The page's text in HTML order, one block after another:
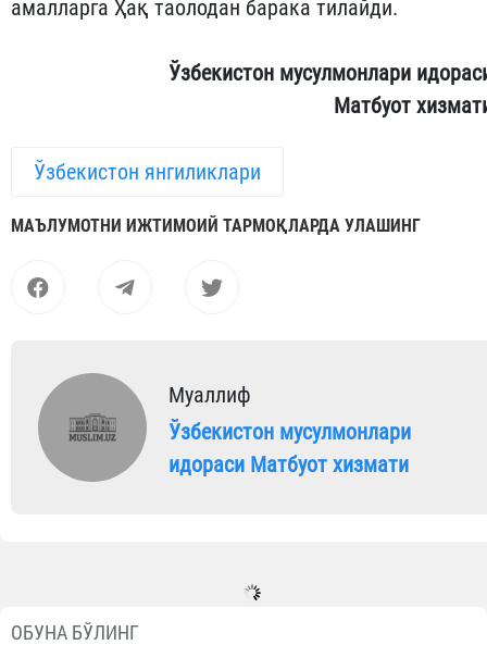
амалларга Ҳақ таолодан барака тилайди.
Ўзбекистон мусулмонлари
Матбуот
Ўзбекистон янгиликлари
МАЪЛУМОТНИ ИЖТИМОИЙ ТАРМОҚЛАРДА УЛАШИНГ
Муаллиф
Ўзбекистон мусулмонлари
идораси Матбуот хизмати
ОБУНА БЎЛИНГ